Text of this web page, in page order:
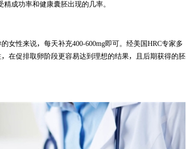
成功率和健康囊胚出现的几率。
女性来说，每天补充400-600mg即可。经美国HRC专家多
在促排取卵阶段更容易达到理想的结果，且后期获得的胚